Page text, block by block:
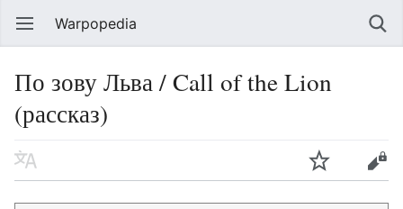
Warpopedia
По зову Льва / Call of the Lion
(рассказ)